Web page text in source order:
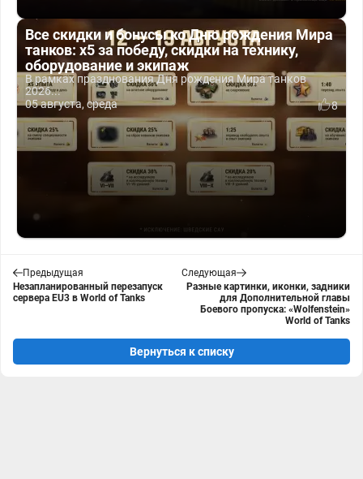
Все скидки и бонусы ко Дню рождения Мира
танков: x5 за победу, скидки на технику,
оборудование и экипаж
В рамках празднования Дня рождения Мира танков
2026...
05 августа, среда
8
Предыдущая
Незапланированный перезапуск
сервера EU3 в World of Tanks
Следующая
Разные картинки, иконки, задники
для Дополнительной главы
Боевого пропуска: «Wolfenstein»
World of Tanks
Вернуться к списку